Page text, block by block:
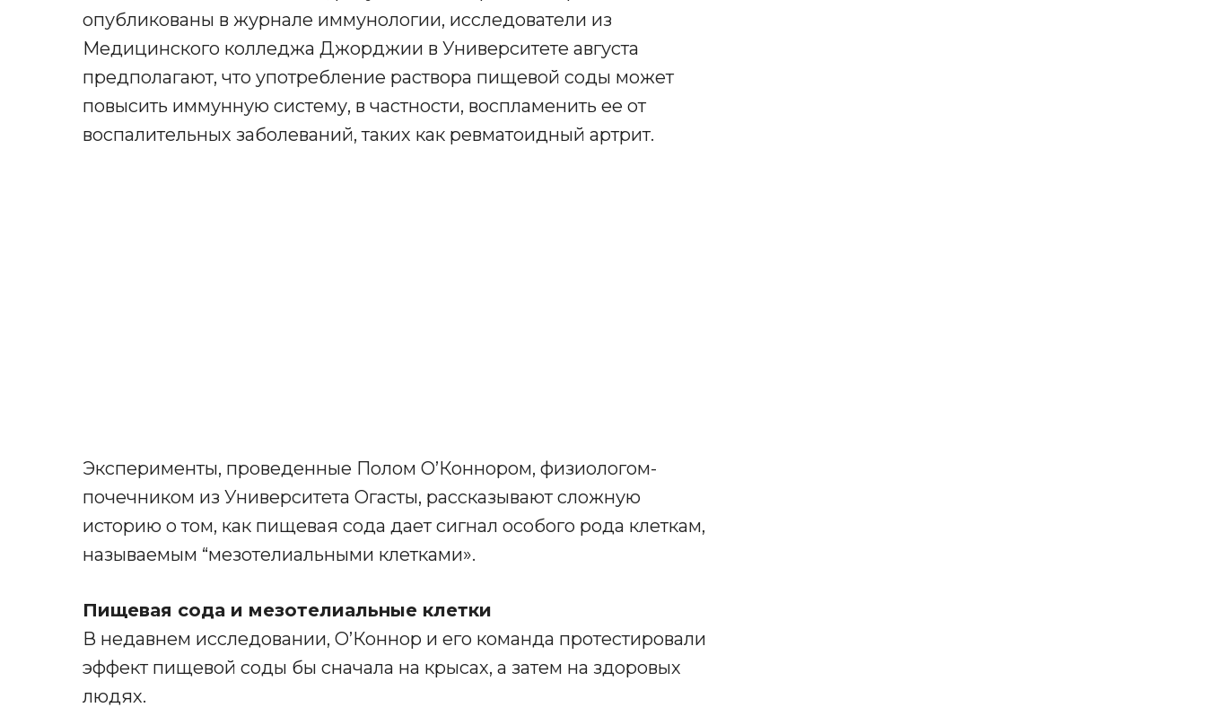
опубликованы в журнале иммунологии, исследователи из
Медицинского колледжа Джорджии в Университете августа
предполагают, что употребление раствора пищевой соды может
повысить иммунную систему, в частности, воспламенить ее от
воспалительных заболеваний, таких как ревматоидный артрит.
Эксперименты, проведенные Полом О’Коннором, физиологом-
почечником из Университета Огасты, рассказывают сложную
историю о том, как пищевая сода дает сигнал особого рода клеткам,
называемым “мезотелиальными клетками».
Пищевая сода и мезотелиальные клетки
В недавнем исследовании, О’Коннор и его команда протестировали
эффект пищевой соды бы сначала на крысах, а затем на здоровых
людях.